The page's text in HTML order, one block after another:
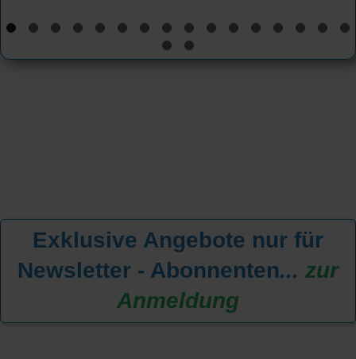
Exklusive Angebote nur für
Newsletter - Abonnenten... zur
Anmeldung